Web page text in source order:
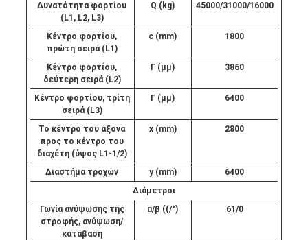
Δυνατότητα φορτίου
(L1, L2, L3)
Q (kg) 45000/31000/16000
Κέντρο φορτίου,
πρώτη σειρά (L1)
c (mm) 1800
Κέντρο φορτίου,
δεύτερη σειρά (L2)
Γ (μμ) 3860
Κέντρο φορτίου, τρίτη
σειρά (L3)
Γ (μμ) 6400
Το κέντρο του άξονα
προς το κέντρο του
διαχέτη (ύψος L1-1/2)
x (mm) 2800
Διαστήμα τροχών y (mm)
6400
Διάμετροι
Γωνία ανύψωσης της
στροφής, ανύψωση/
κατάβαση
α/β ((/°) 61/0